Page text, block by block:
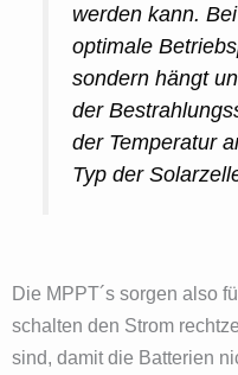
werden kann.
optimale
sondern hängt
der
der Temperatur
Typ der
Die MPPT´s sorgen also
schalten den Strom
sind, damit die Batterien